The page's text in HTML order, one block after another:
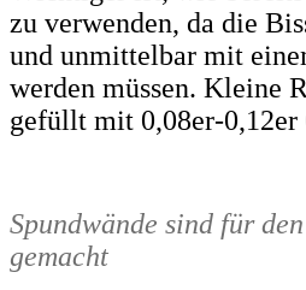
zu verwenden, da die
und unmittelbar mit
werden müssen. Kleine
gefüllt mit 0,08er-0,12er
Spundwände sind für
gemacht